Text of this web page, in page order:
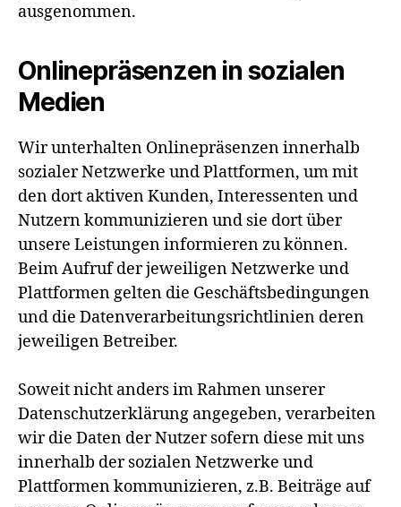
ausgenommen.
Onlinepräsenzen in sozialen
Medien
Wir unterhalten Onlinepräsenzen innerhalb
sozialer Netzwerke und Plattformen, um mit
den dort aktiven Kunden, Interessenten und
Nutzern kommunizieren und sie dort über
unsere Leistungen informieren zu können.
Beim Aufruf der jeweiligen Netzwerke und
Plattformen gelten die Geschäftsbedingungen
und die Datenverarbeitungsrichtlinien deren
jeweiligen Betreiber.
Soweit nicht anders im Rahmen unserer
Datenschutzerklärung angegeben, verarbeiten
wir die Daten der Nutzer sofern diese mit uns
innerhalb der sozialen Netzwerke und
Plattformen kommunizieren, z.B. Beiträge auf